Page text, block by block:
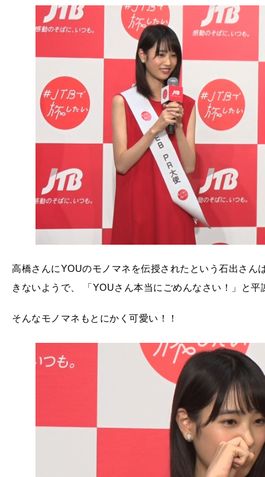
高橋さんにYOUのモノマネを伝授されたという石出さん
きないようで、 「YOUさん本当にごめんなさい！」と平
そんなモノマネもとにかく可愛い！！